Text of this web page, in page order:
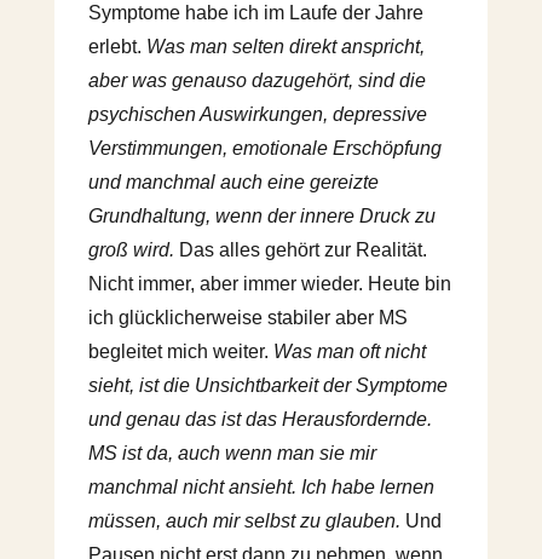
Symptome habe ich im Laufe der Jahre
erlebt. Was man selten direkt anspricht,
aber was genauso dazugehört, sind die
psychischen Auswirkungen, depressive
Verstimmungen, emotionale Erschöpfung
und manchmal auch eine gereizte
Grundhaltung, wenn der innere Druck zu
groß wird. Das alles gehört zur Realität.
Nicht immer, aber immer wieder. Heute bin
ich glücklicherweise stabiler aber MS
begleitet mich weiter. Was man oft nicht
sieht, ist die Unsichtbarkeit der Symptome
und genau das ist das Herausfordernde.
MS ist da, auch wenn man sie mir
manchmal nicht ansieht. Ich habe lernen
müssen, auch mir selbst zu glauben. Und
Pausen nicht erst dann zu nehmen, wenn